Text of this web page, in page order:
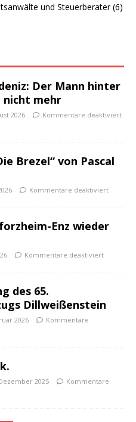
und Steuerberater (6)
Der Mann hinter
nicht mehr
2026 Kommentare deaktiviert
Brezel“ von Pascal
Kommentare deaktiviert
Enz wieder
Kommentare deaktiviert
des 65.
Dillweißenstein
2026
Kommentare
2025
Kommentare